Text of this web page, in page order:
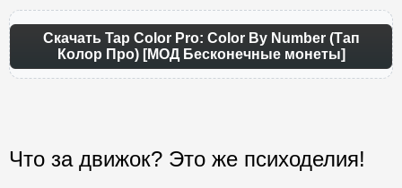
Скачать Tap Color Pro: Color By Number (Тап
Колор Про) [МОД Бесконечные монеты]
Что за движок? Это же психоделия!